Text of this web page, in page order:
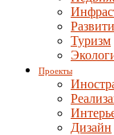
Туризм
Проекты
Дизайн